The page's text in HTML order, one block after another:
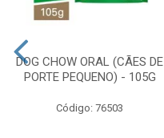
DOG CHOW ORAL (CÃES DE
PORTE PEQUENO) - 105G
Código: 76503